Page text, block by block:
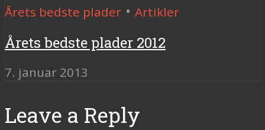
Årets bedste plader • Artikler
Årets bedste plader 2012
7. januar 2013
Leave a Reply